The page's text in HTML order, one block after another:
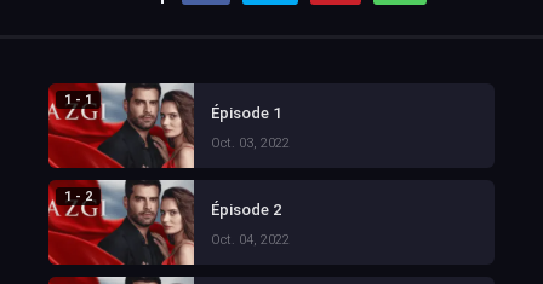
1 - 1
Épisode 1
Oct. 03, 2022
1 - 2
Épisode 2
Oct. 04, 2022